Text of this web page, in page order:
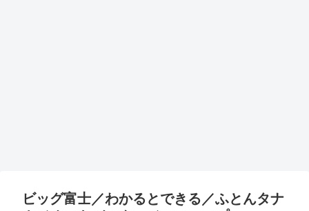
ビッグ富士／わかるとできる／ふとんタナ